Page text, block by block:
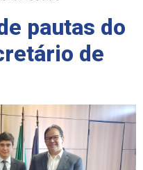
pautas do
de